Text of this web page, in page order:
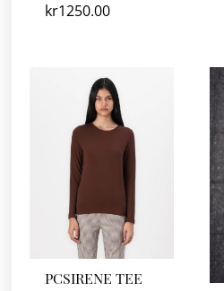
kr1250.00
PCSIRENE TEE